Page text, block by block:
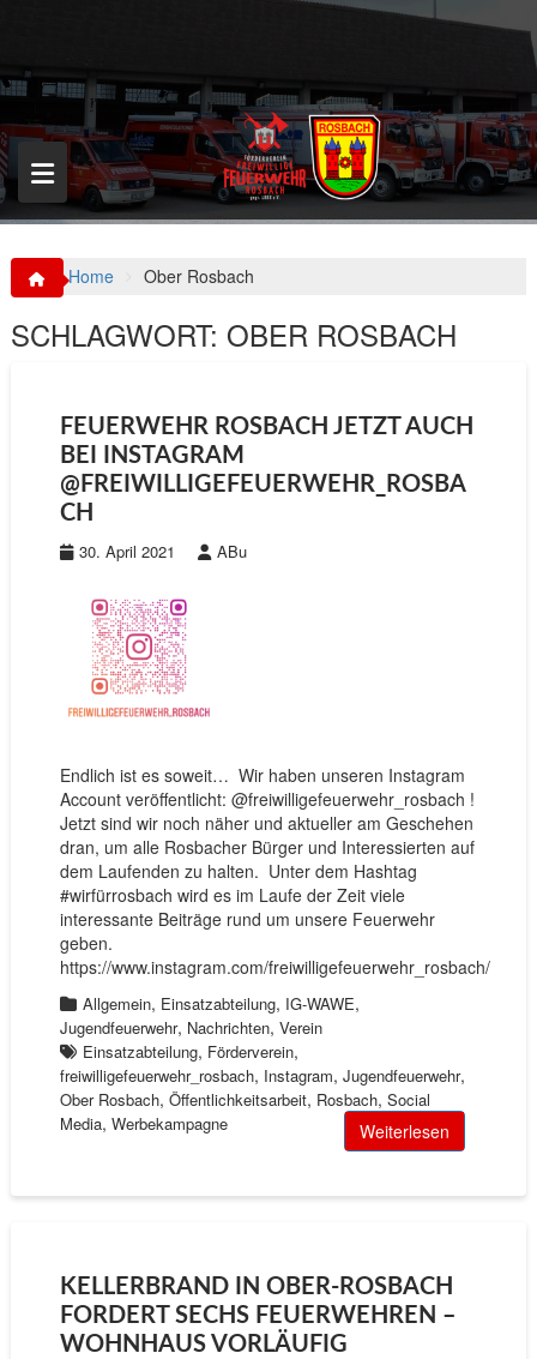
p
o
c
o
n
t
Home Ober Rosbach
SCHLAGWORT: OBER ROSBACH
FEUERWEHR ROSBACH JETZT AUCH
BEI INSTAGRAM
@FREIWILLIGEFEUERWEHR_ROSBA
CH
30. April 2021 ABu
Endlich ist es soweit… Wir haben unseren Instagram
Account veröffentlicht: @freiwilligefeuerwehr_rosbach !
Jetzt sind wir noch näher und aktueller am Geschehen
dran, um alle Rosbacher Bürger und Interessierten auf
dem Laufenden zu halten. Unter dem Hashtag
#wirfürrosbach wird es im Laufe der Zeit viele
interessante Beiträge rund um unsere Feuerwehr
geben.
https://www.instagram.com/freiwilligefeuerwehr_rosbach/
Allgemein, Einsatzabteilung, IG-WAWE,
Jugendfeuerwehr, Nachrichten, Verein
Einsatzabteilung, Förderverein,
freiwilligefeuerwehr_rosbach, Instagram, Jugendfeuerwehr,
Ober Rosbach, Öffentlichkeitsarbeit, Rosbach, Social
Media, Werbekampagne Weiterlesen
KELLERBRAND IN OBER-ROSBACH
FORDERT SECHS FEUERWEHREN –
WOHNHAUS VORLÄUFIG